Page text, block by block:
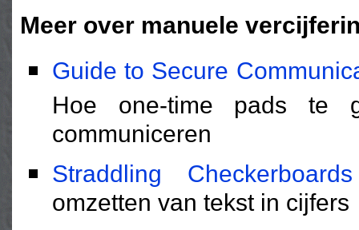
Meer over manuele
Guide to Secure
Hoe one-time pads te
communiceren
Straddling Checkerboards
omzetten van tekst in cijfers